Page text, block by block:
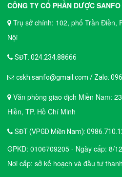
CÔNG TY CỔ PHẦN DƯỢC SANFO
Trụ sở chính: 102, phố Trần Điền,
Nội
SĐT: 024.234.88666
cskh.sanfo@gmail.com / Zalo:
Văn phòng giao dịch Miền Nam:
Hiền, TP. Hồ Chí Minh
SĐT (VPGD Miền Nam):
GPKD: 0106709205 - Ngày cấp: 8/
Nơi cấp: sở kế hoạch và đầu tư